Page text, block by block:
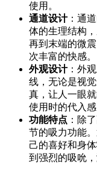
使用。
通道设计：通
体的生理结构
再到末端的微
次丰富的快感。
外观设计：外
线，无论是视
真，让人一眼
使用时的代入感
功能特点 ：除
节的吸力功能
己的喜好和身
到强烈的吸吮